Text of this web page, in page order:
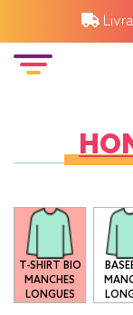
T-SHIRT BIO
MANCHES
LONGUES